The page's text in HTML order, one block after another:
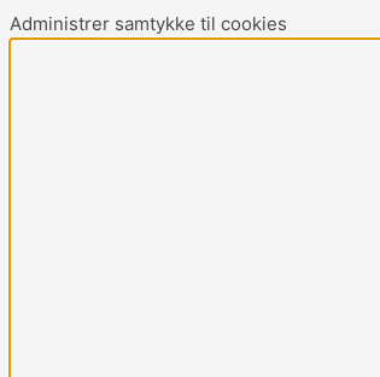
Administrer samtykke til cookies